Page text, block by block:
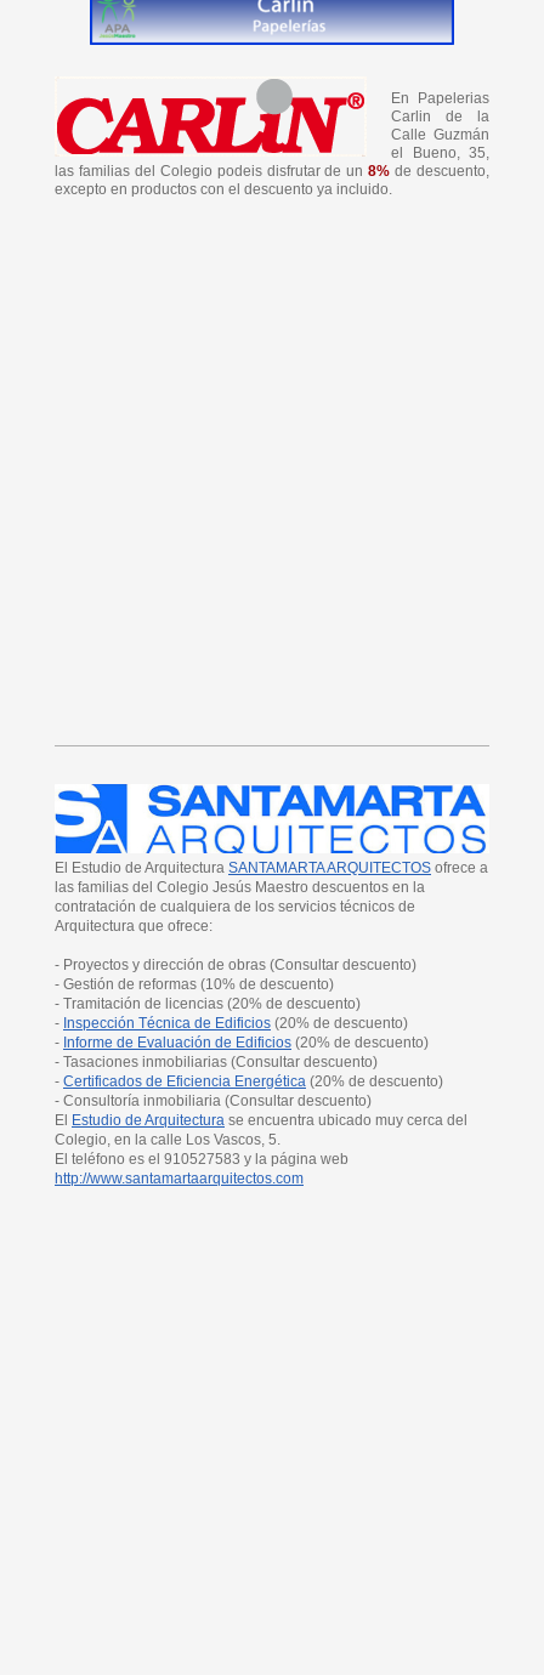
En Papelerias
Carlin de la
Calle Guzmán
el Bueno, 35,
las familias del Colegio podeis disfrutar de un8% de descuento,
excepto en productos con el descuento ya incluido.
El Estudio de Arquitectura SANTAMARTA ARQUITECTOS ofrece a
las familias del Colegio Jesús Maestro descuentos en la
contratación de cualquiera de los servicios técnicos de
Arquitectura que ofrece:
- Proyectos y dirección de obras (Consultar descuento)
- Gestión de reformas (10% de descuento)
- Tramitación de licencias (20% de descuento)
- Inspección Técnica de Edificios (20% de descuento)
- Informe de Evaluación de Edificios (20% de descuento)
- Tasaciones inmobiliarias (Consultar descuento)
- Certificados de Eficiencia Energética (20% de descuento)
- Consultoría inmobiliaria (Consultar descuento)
El Estudio de Arquitectura se encuentra ubicado muy cerca del
Colegio, en la calle Los Vascos, 5.
El teléfono es el 910527583 y la página web
http://www.santamartaarquitectos.com